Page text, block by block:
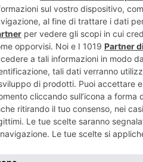
con
Non sarà possibile
è costituito da una struttura
, nell’ambito
Sanitario Nazionale
già lavorando
tramite la
CovidMatteo Marnati: “È